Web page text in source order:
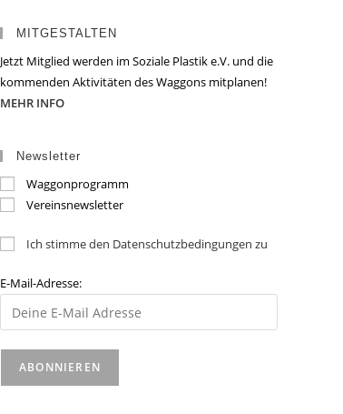
MITGESTALTEN
Jetzt Mitglied werden im Soziale Plastik e.V. und die
kommenden Aktivitäten des Waggons mitplanen!
MEHR INFO
Newsletter
Waggonprogramm
Vereinsnewsletter
Ich stimme den Datenschutzbedingungen zu
E-Mail-Adresse: